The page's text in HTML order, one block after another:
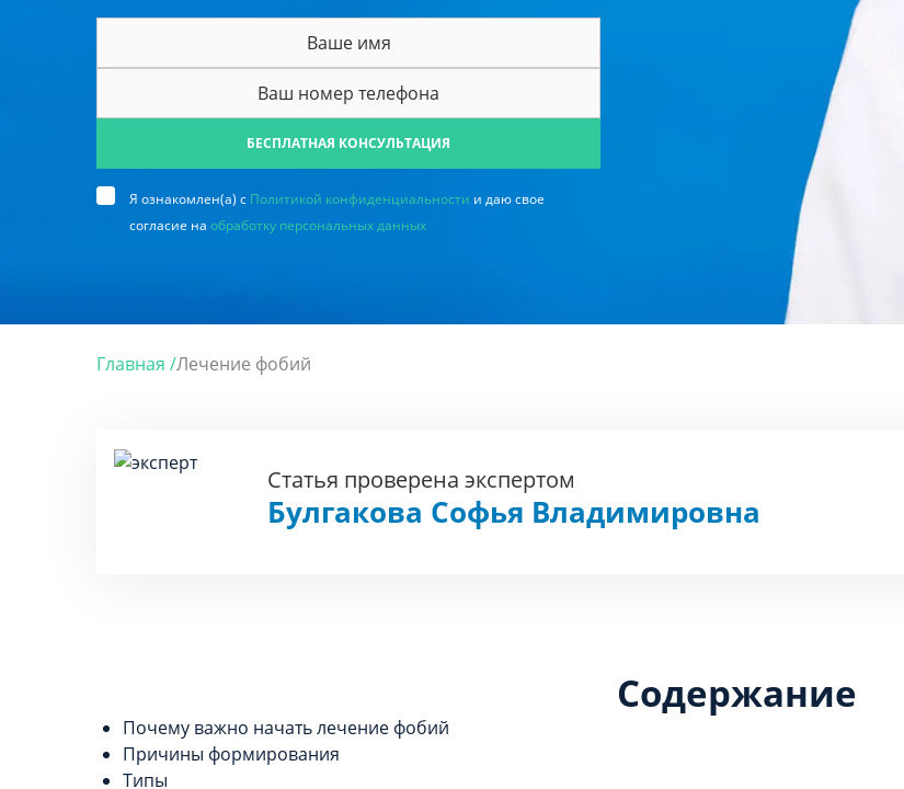
БЕСПЛАТНАЯ КОНСУЛЬТАЦИЯ
Я ознакомлен(а) с Политикой конфиденциальности и даю свое
согласие на обработку персональных данных
Главная /Лечение фобий
Статья проверена экспертом
Булгакова Софья Владимировна
Содержание
Почему важно начать лечение фобий
Причины формирования
Типы